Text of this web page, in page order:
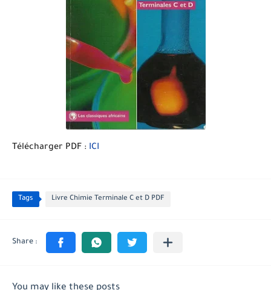
Télécharger PDF : ICI
Tags Livre Chimie Terminale C et D PDF